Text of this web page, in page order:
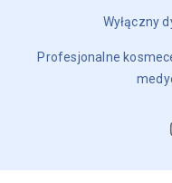
Wyłączny
Profesjonalne